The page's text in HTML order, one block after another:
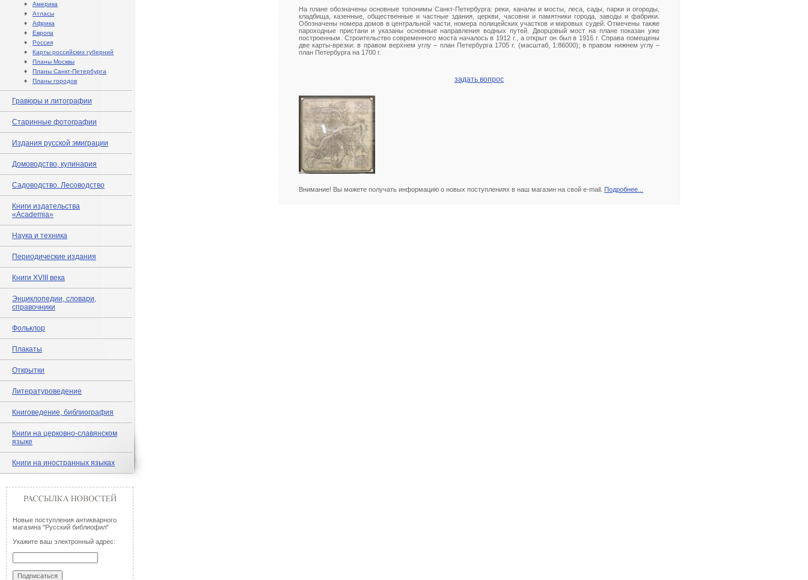
♦ Америка
♦ Атласы
♦ Африка
♦ Европа
♦ Россия
♦ Карты российских губерний
♦ Планы Москвы
♦ Планы Санкт-Петербурга
♦ Планы городов
Гравюры и литографии
Старинные фотографии
Издания русской эмиграции
Домоводство, кулинария
Садоводство. Лесоводство
Книги издательства
«Academia»
Наука и техника
Периодические издания
Книги XVIII века
Энциклопедии, словари,
справочники
Фольклор
Плакаты
Открытки
Литературоведение
Книговедение, библиография
Книги на церковно-славянском
языке
Книги на иностранных языках
Новые поступления антикварного
магазина "Русский библиофил"
Укажите ваш электронный адрес:
На плане обозначены основные топонимы Санкт-Петербурга: реки, каналы и мосты, леса, сады, парки и огороды,
кладбища, казенные, общественные и частные здания, церкви, часовни и памятники города, заводы и фабрики.
Обозначены номера домов в центральной части, номера полицейских участков и мировых судей. Отмечены также
пароходные пристани и указаны основные направления водных путей. Дворцовый мост на плане показан уже
построенным. Строительство современного моста началось в 1912 г., а открыт он был в 1916 г. Справа помещены
две карты-врезки: в правом верхнем углу – план Петербурга 1705 г. (масштаб, 1:86000); в правом нижнем углу –
план Петербурга на 1700 г.
задать вопрос
Внимание! Вы можете получать информацию о новых поступлениях в наш магазин на свой e-mail. Подробнее...